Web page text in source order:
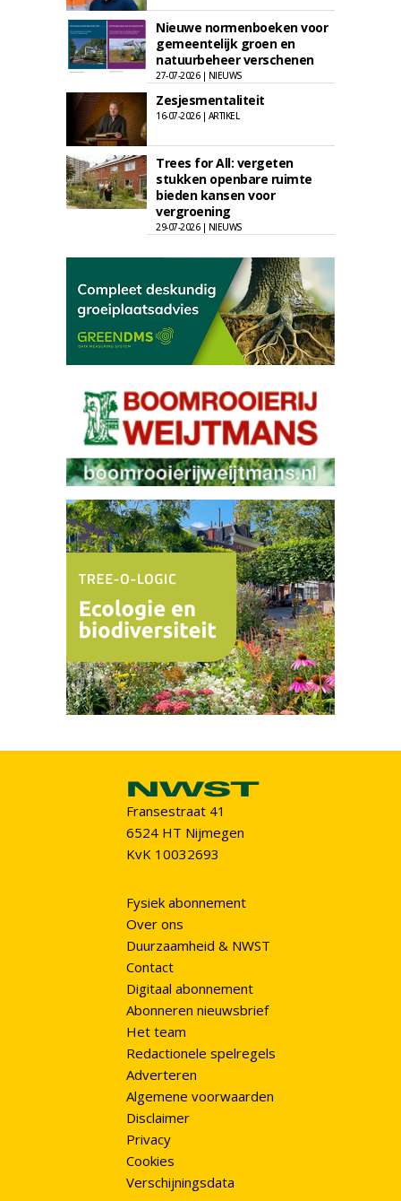
Nieuwe normenboeken voor
gemeentelijk groen en
natuurbeheer verschenen
27-07-2026 | NIEUWS
Zesjesmentaliteit
16-07-2026 | ARTIKEL
Trees for All: vergeten
stukken openbare ruimte
bieden kansen voor
vergroening
29-07-2026 | NIEUWS
Fransestraat 41
6524 HT Nijmegen
KvK 10032693
Fysiek abonnement
Over ons
Duurzaamheid & NWST
Contact
Digitaal abonnement
Abonneren nieuwsbrief
Het team
Redactionele spelregels
Adverteren
Algemene voorwaarden
Disclaimer
Privacy
Cookies
Verschijningsdata